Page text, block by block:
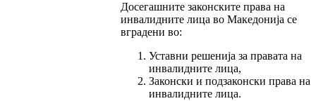
Досегашните законските права на
инвалидните лица во Македонија се
вградени во:
Уставни решенија за правата на
инвалидните лица,
Законски и подзаконски права на
инвалидните лица.